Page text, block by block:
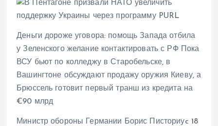
Деньги дороже уговора: помощь Запада отбила
у Зеленского желание контактировать с РФ Пока
ВСУ бьют по колледжу в Старобельске, в
Вашингтоне обсуждают продажу оружия Киеву, а
Брюссель готовит первый транш из кредита на
€90 млрд
Министр обороны Германии Борис Писториуc 18